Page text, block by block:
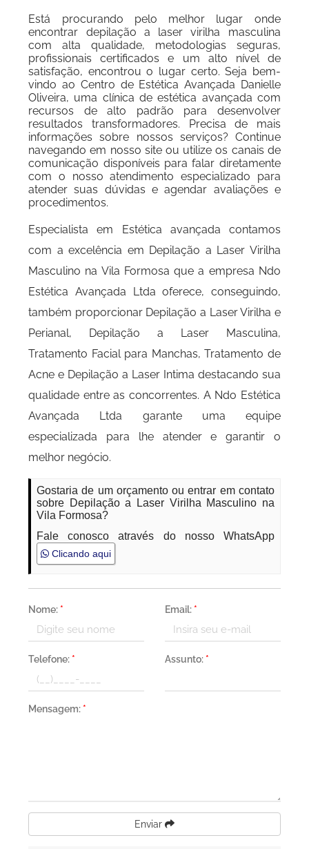
Está procurando pelo melhor lugar onde
encontrar depilação a laser virilha masculina
com alta qualidade, metodologias seguras,
profissionais certificados e um alto nível de
satisfação, encontrou o lugar certo. Seja bem-
vindo ao Centro de Estética Avançada Danielle
Oliveira, uma clínica de estética avançada com
recursos de alto padrão para desenvolver
resultados transformadores. Precisa de mais
informações sobre nossos serviços? Continue
navegando em nosso site ou utilize os canais de
comunicação disponíveis para falar diretamente
com o nosso atendimento especializado para
atender suas dúvidas e agendar avaliações e
procedimentos.
Especialista em Estética avançada contamos
com a excelência em Depilação a Laser Virilha
Masculino na Vila Formosa que a empresa Ndo
Estética Avançada Ltda oferece, conseguindo,
também proporcionar Depilação a Laser Virilha e
Perianal, Depilação a Laser Masculina,
Tratamento Facial para Manchas, Tratamento de
Acne e Depilação a Laser Intima destacando sua
qualidade entre as concorrentes. A Ndo Estética
Avançada Ltda garante uma equipe
especializada para lhe atender e garantir o
melhor negócio.
Gostaria de um orçamento ou entrar em contato
sobre Depilação a Laser Virilha Masculino na
Vila Formosa?
Fale conosco através do nosso WhatsApp
Clicando aqui
Nome: * Email: *
Telefone: * Assunto: *
Mensagem: *
Enviar